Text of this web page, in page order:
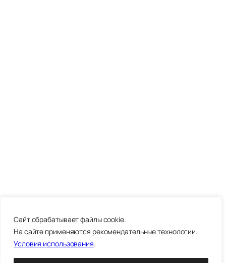
Cайт обрабатывает файлы cookie.
На сайте применяются рекомендательные технологии.
Условия использования.